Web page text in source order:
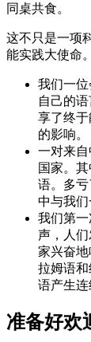
同桌共食。
这不只是一项
能实践大使命。
我们一
自己的
享了终
的影响。
一对来
国家。
语。多亏
中与我们
我们第
声，人
家兴奋
拉姆语
语产生连
准备好欢